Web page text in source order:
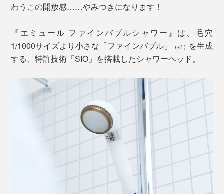
わうこの開放感……やみつきになります！
『エミュール ファインバブルシャワー』は、毛穴
1/1000サイズより小さな「ファインバブル」
（※1） を生成
する、特許技術「SIO」を搭載したシャワーヘッド。